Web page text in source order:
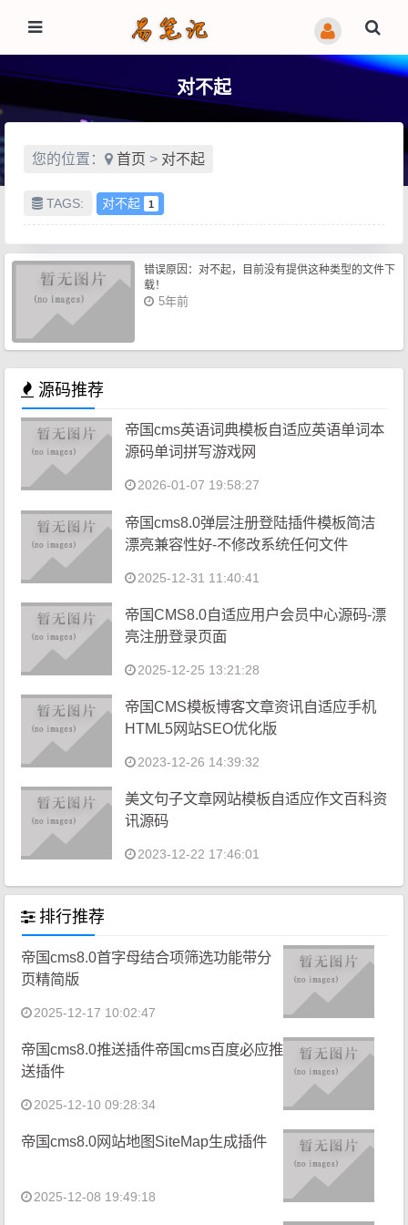
对不起
您的位置： 首页 > 对不起
TAGS: 对不起 1
错误原因：对不起，目前没有提供这种类型的文件下
载！
5年前
源码推荐
帝国cms英语词典模板自适应英语单词本
源码单词拼写游戏网
2026-01-07 19:58:27
帝国cms8.0弹层注册登陆插件模板简洁
漂亮兼容性好-不修改系统任何文件
2025-12-31 11:40:41
帝国CMS8.0自适应用户会员中心源码-漂
亮注册登录页面
2025-12-25 13:21:28
帝国CMS模板博客文章资讯自适应手机
HTML5网站SEO优化版
2023-12-26 14:39:32
美文句子文章网站模板自适应作文百科资
讯源码
2023-12-22 17:46:01
排行推荐
帝国cms8.0首字母结合项筛选功能带分
页精简版
2025-12-17 10:02:47
帝国cms8.0推送插件帝国cms百度必应推
送插件
2025-12-10 09:28:34
帝国cms8.0网站地图SiteMap生成插件
2025-12-08 19:49:18